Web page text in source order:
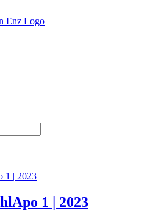
1 | 2023
1 | 2023